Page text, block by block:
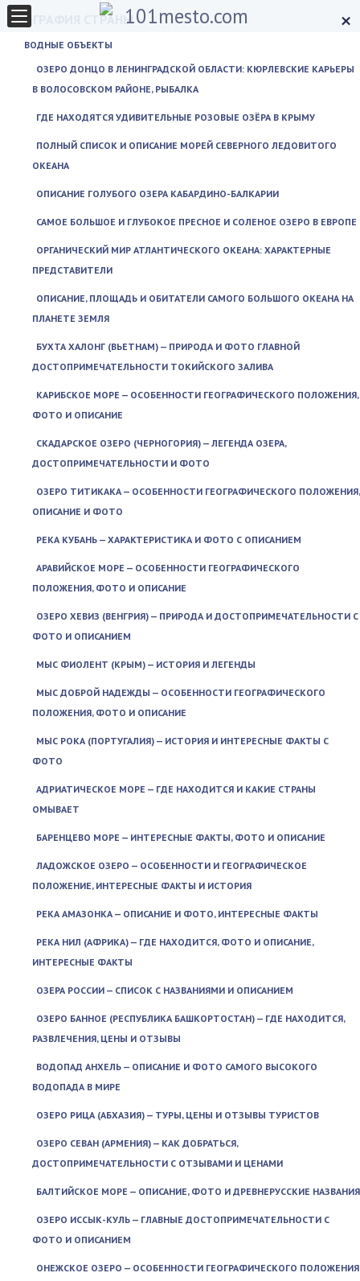
×
ГЕОГРАФИЯ СТРАНЫ
ВОДНЫЕ ОБЪЕКТЫ
ОЗЕРО ДОНЦО В ЛЕНИНГРАДСКОЙ ОБЛАСТИ: КЮРЛЕВСКИЕ КАРЬЕРЫ
В ВОЛОСОВСКОМ РАЙОНЕ, РЫБАЛКА
ГДЕ НАХОДЯТСЯ УДИВИТЕЛЬНЫЕ РОЗОВЫЕ ОЗЁРА В КРЫМУ
ПОЛНЫЙ СПИСОК И ОПИСАНИЕ МОРЕЙ СЕВЕРНОГО ЛЕДОВИТОГО
ОКЕАНА
ОПИСАНИЕ ГОЛУБОГО ОЗЕРА КАБАРДИНО-БАЛКАРИИ
САМОЕ БОЛЬШОЕ И ГЛУБОКОЕ ПРЕСНОЕ И СОЛЕНОЕ ОЗЕРО В ЕВРОПЕ
ОРГАНИЧЕСКИЙ МИР АТЛАНТИЧЕСКОГО ОКЕАНА: ХАРАКТЕРНЫЕ
ПРЕДСТАВИТЕЛИ
ОПИСАНИЕ, ПЛОЩАДЬ И ОБИТАТЕЛИ САМОГО БОЛЬШОГО ОКЕАНА НА
ПЛАНЕТЕ ЗЕМЛЯ
БУХТА ХАЛОНГ (ВЬЕТНАМ) — ПРИРОДА И ФОТО ГЛАВНОЙ
ДОСТОПРИМЕЧАТЕЛЬНОСТИ ТОКИЙСКОГО ЗАЛИВА
КАРИБСКОЕ МОРЕ — ОСОБЕННОСТИ ГЕОГРАФИЧЕСКОГО ПОЛОЖЕНИЯ,
ФОТО И ОПИСАНИЕ
СКАДАРСКОЕ ОЗЕРО (ЧЕРНОГОРИЯ) — ЛЕГЕНДА ОЗЕРА,
ДОСТОПРИМЕЧАТЕЛЬНОСТИ И ФОТО
ОЗЕРО ТИТИКАКА — ОСОБЕННОСТИ ГЕОГРАФИЧЕСКОГО ПОЛОЖЕНИЯ,
ОПИСАНИЕ И ФОТО
РЕКА КУБАНЬ — ХАРАКТЕРИСТИКА И ФОТО С ОПИСАНИЕМ
АРАВИЙСКОЕ МОРЕ — ОСОБЕННОСТИ ГЕОГРАФИЧЕСКОГО
ПОЛОЖЕНИЯ, ФОТО И ОПИСАНИЕ
ОЗЕРО ХЕВИЗ (ВЕНГРИЯ) — ПРИРОДА И ДОСТОПРИМЕЧАТЕЛЬНОСТИ С
ФОТО И ОПИСАНИЕМ
МЫС ФИОЛЕНТ (КРЫМ) — ИСТОРИЯ И ЛЕГЕНДЫ
МЫС ДОБРОЙ НАДЕЖДЫ — ОСОБЕННОСТИ ГЕОГРАФИЧЕСКОГО
ПОЛОЖЕНИЯ, ФОТО И ОПИСАНИЕ
МЫС РОКА (ПОРТУГАЛИЯ) — ИСТОРИЯ И ИНТЕРЕСНЫЕ ФАКТЫ С
ФОТО
АДРИАТИЧЕСКОЕ МОРЕ — ГДЕ НАХОДИТСЯ И КАКИЕ СТРАНЫ
ОМЫВАЕТ
БАРЕНЦЕВО МОРЕ — ИНТЕРЕСНЫЕ ФАКТЫ, ФОТО И ОПИСАНИЕ
ЛАДОЖСКОЕ ОЗЕРО — ОСОБЕННОСТИ И ГЕОГРАФИЧЕСКОЕ
ПОЛОЖЕНИЕ, ИНТЕРЕСНЫЕ ФАКТЫ И ИСТОРИЯ
РЕКА АМАЗОНКА — ОПИСАНИЕ И ФОТО, ИНТЕРЕСНЫЕ ФАКТЫ
РЕКА НИЛ (АФРИКА) — ГДЕ НАХОДИТСЯ, ФОТО И ОПИСАНИЕ,
ИНТЕРЕСНЫЕ ФАКТЫ
ОЗЕРА РОССИИ — СПИСОК С НАЗВАНИЯМИ И ОПИСАНИЕМ
ОЗЕРО БАННОЕ (РЕСПУБЛИКА БАШКОРТОСТАН) — ГДЕ НАХОДИТСЯ,
РАЗВЛЕЧЕНИЯ, ЦЕНЫ И ОТЗЫВЫ
ВОДОПАД АНХЕЛЬ — ОПИСАНИЕ И ФОТО САМОГО ВЫСОКОГО
ВОДОПАДА В МИРЕ
ОЗЕРО РИЦА (АБХАЗИЯ) — ТУРЫ, ЦЕНЫ И ОТЗЫВЫ ТУРИСТОВ
ОЗЕРО СЕВАН (АРМЕНИЯ) — КАК ДОБРАТЬСЯ,
ДОСТОПРИМЕЧАТЕЛЬНОСТИ С ОТЗЫВАМИ И ЦЕНАМИ
БАЛТИЙСКОЕ МОРЕ — ОПИСАНИЕ, ФОТО И ДРЕВНЕРУССКИЕ НАЗВАНИЯ
ОЗЕРО ИССЫК-КУЛЬ — ГЛАВНЫЕ ДОСТОПРИМЕЧАТЕЛЬНОСТИ С
ФОТО И ОПИСАНИЕМ
ОНЕЖСКОЕ ОЗЕРО — ОСОБЕННОСТИ ГЕОГРАФИЧЕСКОГО ПОЛОЖЕНИЯ